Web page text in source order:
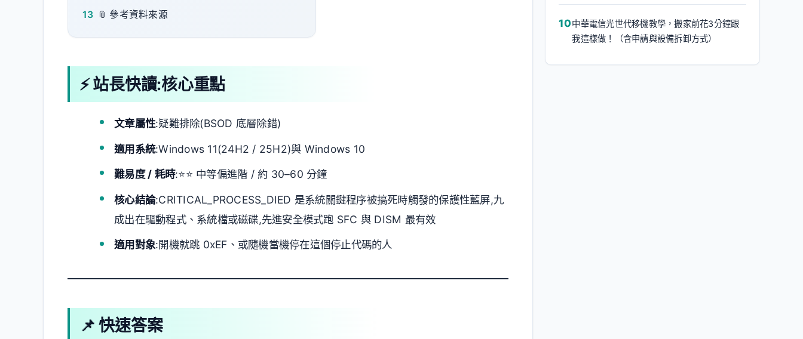
13 📎 參考資料來源
⚡ 站長快讀:核心重點
文章屬性:疑難排除(BSOD 底層除錯)
適用系統:Windows 11(24H2 / 25H2)與 Windows 10
難易度 / 耗時:⭐⭐ 中等偏進階 / 約 30–60 分鐘
核心結論:CRITICAL_PROCESS_DIED 是系統關鍵程序被搞死時觸發的保護性藍屏,九
成出在驅動程式、系統檔或磁碟,先進安全模式跑 SFC 與 DISM 最有效
適用對象:開機就跳 0xEF、或隨機當機停在這個停止代碼的人
📌 快速答案
中華電信光世代移機教學，搬家前花3分鐘跟
我這樣做！（含申請與設備拆卸方式）